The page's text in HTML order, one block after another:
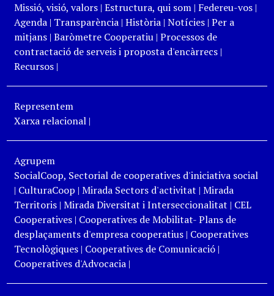
Missió, visió, valors| Estructura, qui som| Federeu-vos|
Agenda | Transparència| Història| Notícies | Per a
mitjans| Baròmetre Cooperatiu| Processos de
contractació de serveis i proposta d'encàrrecs|
Recursos|
Representem
Xarxa relacional|
Agrupem
SocialCoop, Sectorial de cooperatives d'iniciativa social
| CulturaCoop | Mirada Sectors d'activitat | Mirada
Territoris| Mirada Diversitat i Interseccionalitat | CEL
Cooperatives| Cooperatives de Mobilitat- Plans de
desplaçaments d'empresa cooperatius| Cooperatives
Tecnològiques| Cooperatives de Comunicació|
Cooperatives d'Advocacia|